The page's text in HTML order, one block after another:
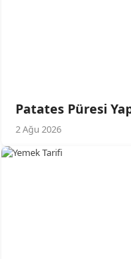
Patates Püresi
2 Ağu 2026